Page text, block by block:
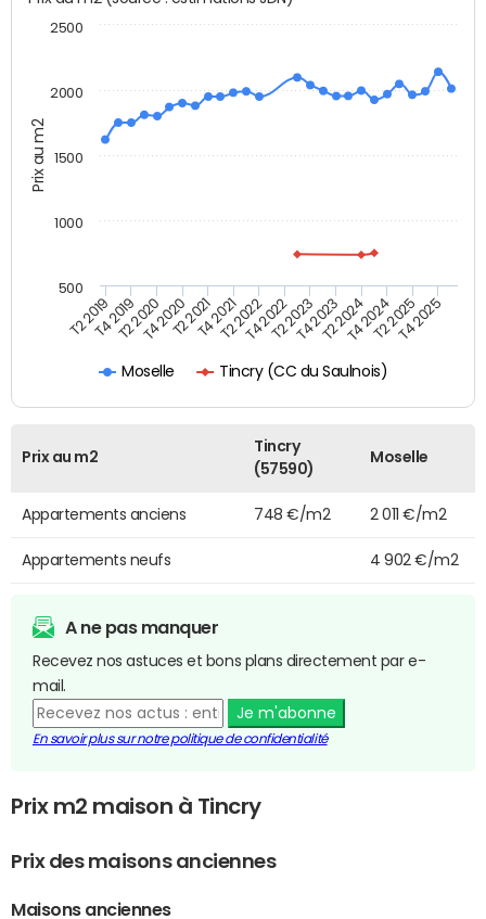
Prix au m2
Moselle Tincry (CC du Saulnois)
T2 2019T4 2019T2 2020T4 2020T2 2021T4 2021T2 2022T4 2022T2 2023T4 2023T2 2024T4 2024T2 2025T4 2025
500
1000
1500
2000
2500
Prix au m2
Tincry
(57590)
Moselle
Appartements anciens 748 €/m2 2 011 €/m2
Appartements neufs 4 902 €/m2
A ne pas manquer
Recevez nos astuces et bons plans directement par e-
mail.
Je m'abonne
En savoir plus sur notre politique de confidentialité
Prix m2 maison à Tincry
Prix des maisons anciennes
Maisons anciennes